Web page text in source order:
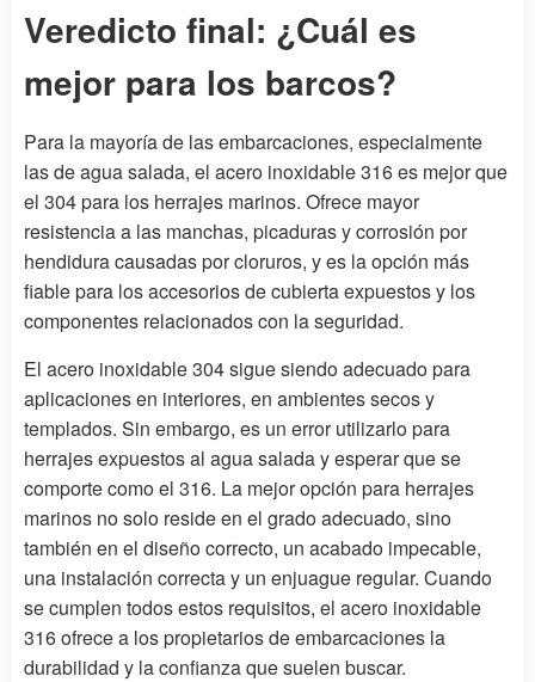
Veredicto final: ¿Cuál es
mejor para los barcos?
Para la mayoría de las embarcaciones, especialmente
las de agua salada, el acero inoxidable 316 es mejor que
el 304 para los herrajes marinos. Ofrece mayor
resistencia a las manchas, picaduras y corrosión por
hendidura causadas por cloruros, y es la opción más
fiable para los accesorios de cubierta expuestos y los
componentes relacionados con la seguridad.
El acero inoxidable 304 sigue siendo adecuado para
aplicaciones en interiores, en ambientes secos y
templados. Sin embargo, es un error utilizarlo para
herrajes expuestos al agua salada y esperar que se
comporte como el 316. La mejor opción para herrajes
marinos no solo reside en el grado adecuado, sino
también en el diseño correcto, un acabado impecable,
una instalación correcta y un enjuague regular. Cuando
se cumplen todos estos requisitos, el acero inoxidable
316 ofrece a los propietarios de embarcaciones la
durabilidad y la confianza que suelen buscar.